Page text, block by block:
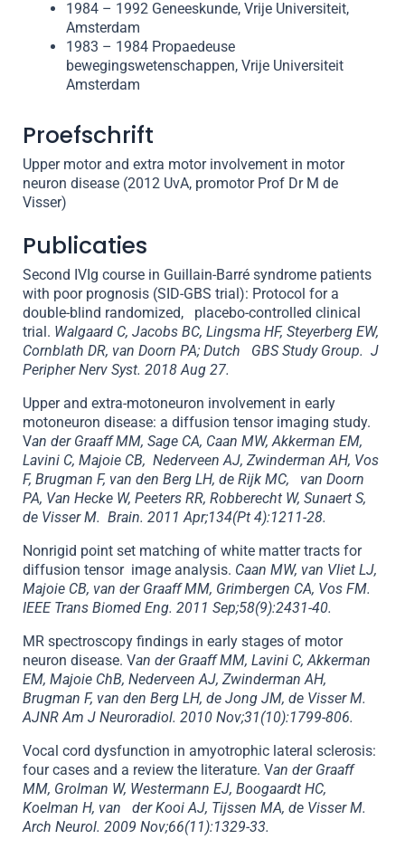
1984 – 1992 Geneeskunde, Vrije Universiteit,
Amsterdam
1983 – 1984 Propaedeuse
bewegingswetenschappen, Vrije Universiteit
Amsterdam
Proefschrift
Upper motor and extra motor involvement in motor
neuron disease (2012 UvA, promotor Prof Dr M de
Visser)
Publicaties
Second IVIg course in Guillain-Barré syndrome patients
with poor prognosis (SID-GBS trial): Protocol for a
double-blind randomized, placebo-controlled clinical
trial. Walgaard C, Jacobs BC, Lingsma HF, Steyerberg EW,
Cornblath DR, van Doorn PA; Dutch GBS Study Group. J
Peripher Nerv Syst. 2018 Aug 27.
Upper and extra-motoneuron involvement in early
motoneuron disease: a diffusion tensor imaging study.
Van der Graaff MM, Sage CA, Caan MW, Akkerman EM,
Lavini C, Majoie CB, Nederveen AJ, Zwinderman AH, Vos
F, Brugman F, van den Berg LH, de Rijk MC, van Doorn
PA, Van Hecke W, Peeters RR, Robberecht W, Sunaert S,
de Visser M. Brain. 2011 Apr;134(Pt 4):1211-28.
Nonrigid point set matching of white matter tracts for
diffusion tensor image analysis. Caan MW, van Vliet LJ,
Majoie CB, van der Graaff MM, Grimbergen CA, Vos FM.
IEEE Trans Biomed Eng. 2011 Sep;58(9):2431-40.
MR spectroscopy findings in early stages of motor
neuron disease. Van der Graaff MM, Lavini C, Akkerman
EM, Majoie ChB, Nederveen AJ, Zwinderman AH,
Brugman F, van den Berg LH, de Jong JM, de Visser M.
AJNR Am J Neuroradiol. 2010 Nov;31(10):1799-806.
Vocal cord dysfunction in amyotrophic lateral sclerosis:
four cases and a review the literature. Van der Graaff
MM, Grolman W, Westermann EJ, Boogaardt HC,
Koelman H, van der Kooi AJ, Tijssen MA, de Visser M.
Arch Neurol. 2009 Nov;66(11):1329-33.